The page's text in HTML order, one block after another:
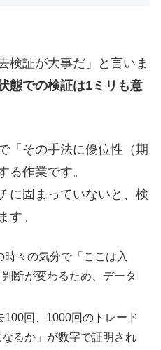
検証が大事だ」と言いま
態での検証は1ミリも意
「その手法に優位性（期
る作業です。
に固まっていないと、検
す。
時々の気分で「ここは入
断が変わるため、データ
100回、1000回のトレード
るか」が数字で証明され